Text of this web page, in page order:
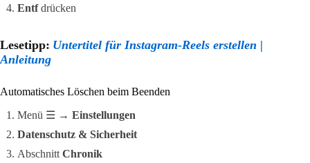
Entfdrücken
Lesetipp: Untertitel für Instagram-Reels erstellen |
Anleitung
Automatisches Löschen beim Beenden
Menü ☰ → Einstellungen
Datenschutz & Sicherheit
Abschnitt Chronik